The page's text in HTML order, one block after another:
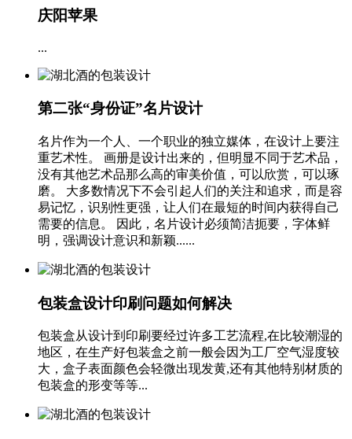
庆阳苹果
...
第二张“身份证”名片设计
名片作为一个人、一个职业的独立媒体，在设计上要注
重艺术性。 画册是设计出来的，但明显不同于艺术品，
没有其他艺术品那么高的审美价值，可以欣赏，可以琢
磨。 大多数情况下不会引起人们的关注和追求，而是容
易记忆，识别性更强，让人们在最短的时间内获得自己
需要的信息。 因此，名片设计必须简洁扼要，字体鲜
明，强调设计意识和新颖......
包装盒设计印刷问题如何解决
包装盒从设计到印刷要经过许多工艺流程,在比较潮湿的
地区，在生产好包装盒之前一般会因为工厂空气湿度较
大，盒子表面颜色会轻微出现发黄,还有其他特别材质的
包装盒的形变等等...